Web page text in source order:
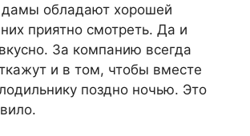
обладают хорошей
приятно смотреть. Да и
За компанию всегда
и в том, чтобы вместе
поздно ночью. Это